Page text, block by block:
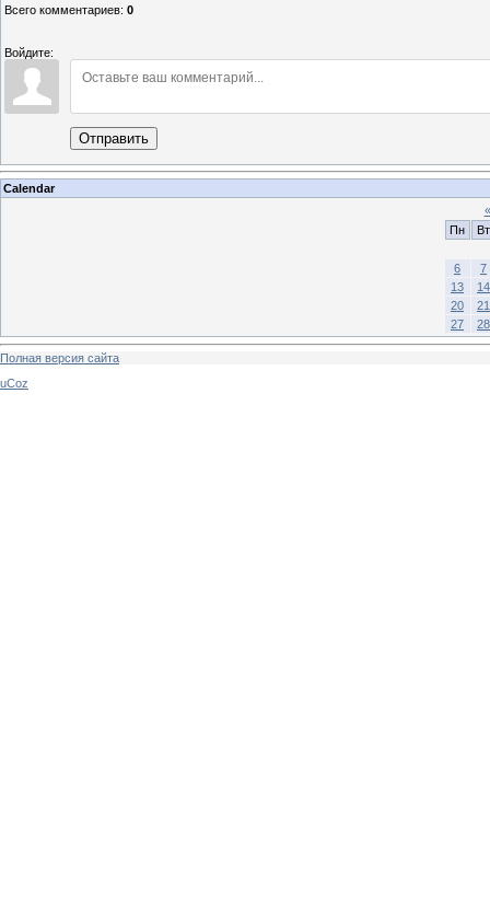
Всего комментариев: 0
Войдите:
Отправить
Calendar
«
Пн
Вт
6
7
13
14
20
21
27
28
Полная версия сайта
uCoz